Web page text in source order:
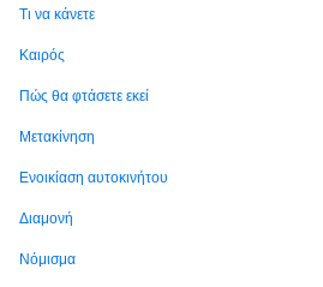
Τι να κάνετε
Καιρός
Πώς θα φτάσετε εκεί
Μετακίνηση
Ενοικίαση αυτοκινήτου
Διαμονή
Νόμισμα